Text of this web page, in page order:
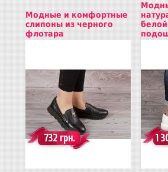
Модные и комфортные
слипоны из черного
флотара
Купить
732 грн. 1